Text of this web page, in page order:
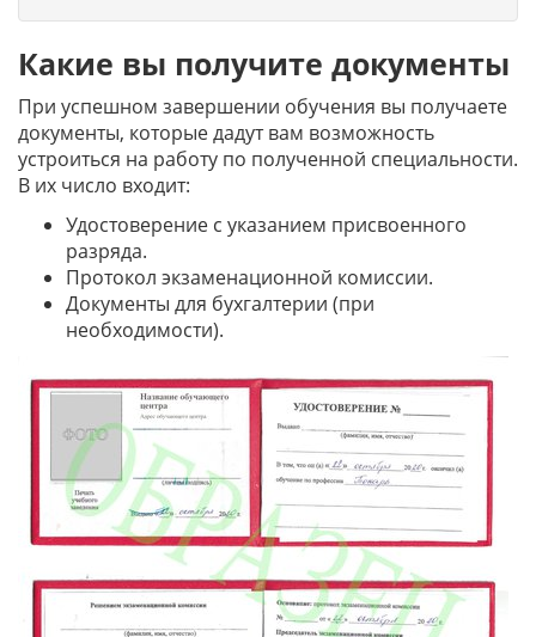
Какие вы получите документы
При успешном завершении обучения вы получаете
документы, которые дадут вам возможность
устроиться на работу по полученной специальности.
В их число входит:
Удостоверение с указанием присвоенного
разряда.
Протокол экзаменационной комиссии.
Документы для бухгалтерии (при
необходимости).